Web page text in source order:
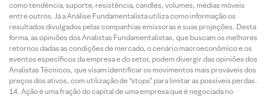
como tendência, suporte, resistência, candles, volumes, médias móveis
entre outros. Já a Análise Fundamentalista utiliza como informação os
resultados divulgados pelas companhias emissoras e suas projeções. Desta
forma, as opiniões dos Analistas Fundamentalistas, que buscam os melhores
retornos dadas as condições de mercado, o cenário macroeconômico e os
eventos específicos da empresa e do setor, podem divergir das opiniões dos
Analistas Técnicos, que visam identificar os movimentos mais prováveis dos
preços dos ativos, com utilização de “stops” para limitar as possíveis perdas.
Ação é uma fração do capital de uma empresa que é negociada no